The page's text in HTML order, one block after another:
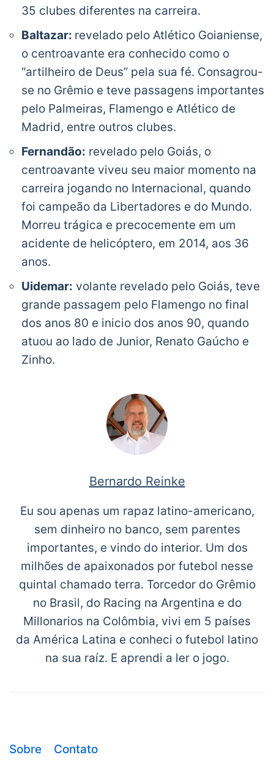
35 clubes diferentes na carreira.
Baltazar: revelado pelo Atlético Goianiense,
o centroavante era conhecido como o
“artilheiro de Deus” pela sua fé. Consagrou-
se no Grêmio e teve passagens importantes
pelo Palmeiras, Flamengo e Atlético de
Madrid, entre outros clubes.
Fernandão: revelado pelo Goiás, o
centroavante viveu seu maior momento na
carreira jogando no Internacional, quando
foi campeão da Libertadores e do Mundo.
Morreu trágica e precocemente em um
acidente de helicóptero, em 2014, aos 36
anos.
Uidemar: volante revelado pelo Goiás, teve
grande passagem pelo Flamengo no final
dos anos 80 e inicio dos anos 90, quando
atuou ao lado de Junior, Renato Gaúcho e
Zinho.
Bernardo Reinke
Eu sou apenas um rapaz latino-americano,
sem dinheiro no banco, sem parentes
importantes, e vindo do interior. Um dos
milhões de apaixonados por futebol nesse
quintal chamado terra. Torcedor do Grêmio
no Brasil, do Racing na Argentina e do
Millonarios na Colômbia, vivi em 5 países
da América Latina e conheci o futebol latino
na sua raíz. E aprendi a ler o jogo.
Sobre Contato